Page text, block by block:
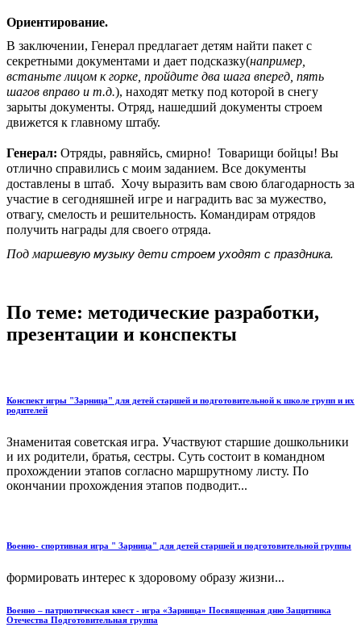
Ориентирование.
В заключении, Генерал предлагает детям найти пакет с
секретными документами и дает подсказку(например,
встаньте лицом к горке, пройдите два шага вперед, пять
шагов вправо и т.д.), находят метку под которой в снегу
зарыты документы. Отряд, нашедший документы строем
движется к главному штабу.
Генерал: Отряды, равняйсь, смирно! Товарищи бойцы! Вы
отлично справились с моим заданием. Все документы
доставлены в штаб. Хочу выразить вам свою благодарность за
участие в сегодняшней игре и наградить вас за мужество,
отвагу, смелость и решительность. Командирам отрядов
получить награды для своего отряда.
Под маршевую музыку дети строем уходят с праздника.
По теме: методические разработки,
презентации и конспекты
Конспект игры "Зарница" для детей старшей и подготовительной к школе групп и их
родителей
Знаменитая советская игра. Участвуют старшие дошкольники
и их родители, братья, сестры. Суть состоит в командном
прохождении этапов согласно маршрутному листу. По
окончании прохождения этапов подводит...
Военно- спортивная игра " Зарница" для детей старшей и подготовительной группы
формировать интерес к здоровому образу жизни...
Военно – патриотическая квест - игра «Зарница» Посвященная дню Защитника
Отечества Подготовительная группа